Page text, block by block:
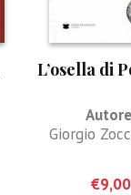
L’osella di
Giorgio
€9,00